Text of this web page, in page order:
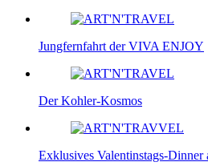
Jungfernfahrt der VIVA ENJOY
Der Kohler-Kosmos
Exklusives Valentinstags-Dinner